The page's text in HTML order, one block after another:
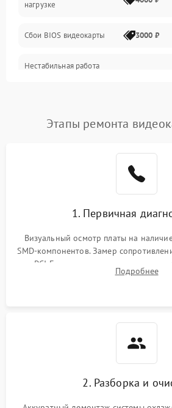
Электропитание
ПО
Электронные компоненты
Общие поломки
Механические повреждения
нагрузке
Сбои BIOS видеокарты 3000 ₽
Нестабильная работа
Этапы ремонта
1. Первичная
Визуальный осмотр платы на
SMD-компонентов. Замер
PCI-E и дополнительных разъемах
короткое замыкание основных
Подробнее
2. Разборка и